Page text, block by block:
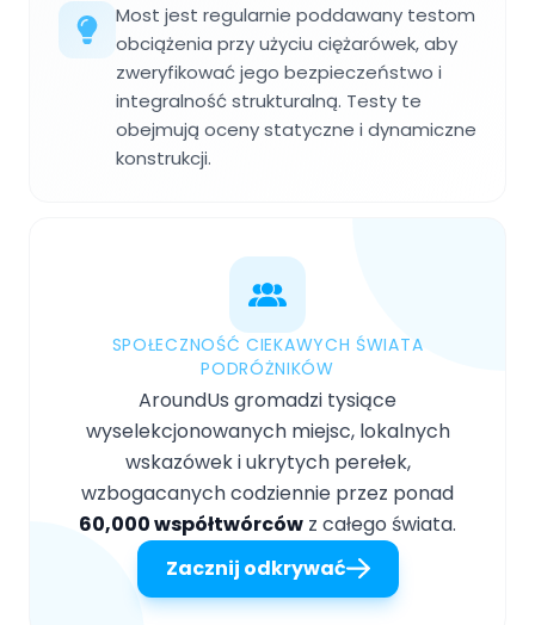
Most jest regularnie poddawany testom
obciążenia przy użyciu ciężarówek, aby
zweryfikować jego bezpieczeństwo i
integralność strukturalną. Testy te
obejmują oceny statyczne i dynamiczne
konstrukcji.
SPOŁECZNOŚĆ CIEKAWYCH ŚWIATA
PODRÓŻNIKÓW
AroundUs gromadzi tysiące
wyselekcjonowanych miejsc, lokalnych
wskazówek i ukrytych perełek,
wzbogacanych codziennie przez ponad
60,000 współtwórców z całego świata.
Zacznij odkrywać